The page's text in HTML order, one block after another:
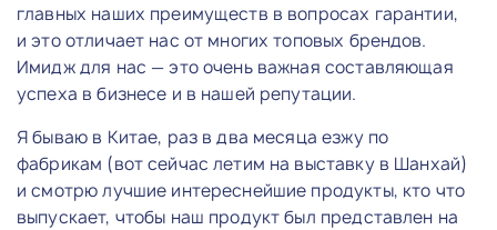
главных наших преимуществ в вопросах гарантии,
и это отличает нас от многих топовых брендов.
Имидж для нас — это очень важная составляющая
успеха в бизнесе и в нашей репутации.
Я бываю в Китае, раз в два месяца езжу по
фабрикам (вот сейчас летим на выставку в Шанхай)
и смотрю лучшие интереснейшие продукты, кто что
выпускает, чтобы наш продукт был представлен на